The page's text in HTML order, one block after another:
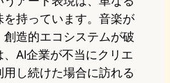
持っています。音楽が
造的エコシステムが破
AI企業が不当にクリエ
し続けた場合に訪れる